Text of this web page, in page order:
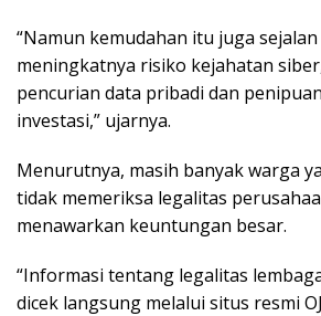
“Namun kemudahan itu juga
meningkatnya risiko kejahatan
pencurian data pribadi dan
investasi,” ujarnya.
Menurutnya, masih banyak warga
tidak memeriksa legalitas
menawarkan keuntungan besar.
“Informasi tentang legalitas
dicek langsung melalui situs resmi